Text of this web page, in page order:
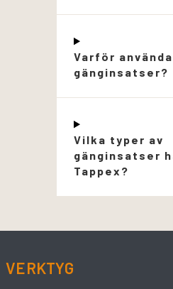
Varför använda
gänginsatser?
Vilka typer av
gänginsatser
Tappex?
VERKTYG